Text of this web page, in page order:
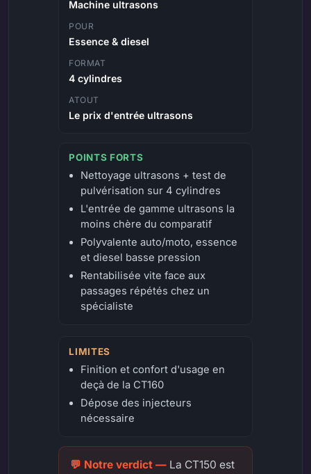
Machine ultrasons
POUR
Essence & diesel
FORMAT
4 cylindres
ATOUT
Le prix d'entrée ultrasons
POINTS FORTS
Nettoyage ultrasons + test de
pulvérisation sur 4 cylindres
L'entrée de gamme ultrasons la
moins chère du comparatif
Polyvalente auto/moto, essence
et diesel basse pression
Rentabilisée vite face aux
passages répétés chez un
spécialiste
LIMITES
Finition et confort d'usage en
deçà de la CT160
Dépose des injecteurs
nécessaire
La CT150 est